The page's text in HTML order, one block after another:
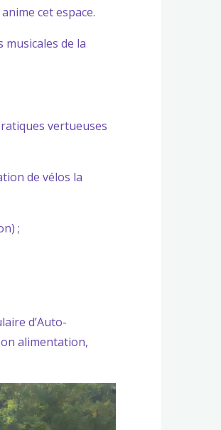
cet espace.
de la
vertueuses
de vélos la
;
d’Auto-
alimentation,